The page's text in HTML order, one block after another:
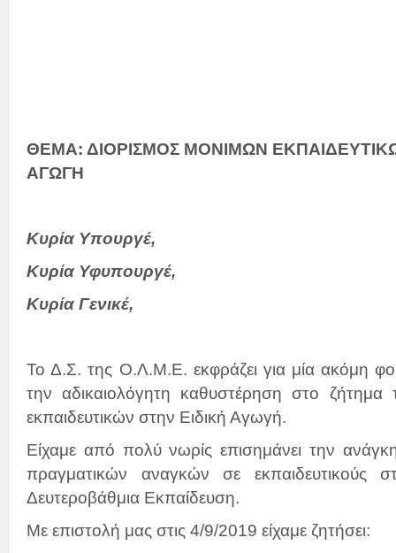
ΘΕΜΑ: ΔΙΟΡΙΣΜΟΣ ΜΟΝΙΜΩΝ
ΑΓΩΓΗ
Κυρία Υπουργέ,
Κυρία Υφυπουργέ,
Κυρία Γενικέ,
Το Δ.Σ. της Ο.Λ.Μ.Ε. εκφράζει για μία ακόμη
την αδικαιολόγητη καθυστέρηση στο ζήτημα
εκπαιδευτικών στην Ειδική Αγωγή.
Είχαμε από πολύ νωρίς επισημάνει την
πραγματικών αναγκών σε εκπαιδευτικούς
Δευτεροβάθμια Εκπαίδευση.
Με επιστολή μας στις 4/9/2019 είχαμε ζητήσει: